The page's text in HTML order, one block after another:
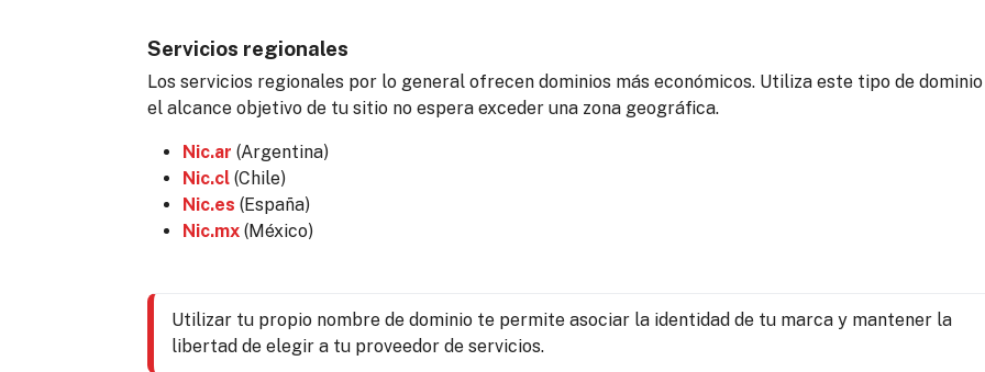
Servicios regionales
Los servicios regionales por lo general ofrecen dominios más económicos. Utiliza este tipo de
el alcance objetivo de tu sitio no espera exceder una zona geográfica.
Nic.ar (Argentina)
Nic.cl (Chile)
Nic.es (España)
Nic.mx (México)
Utilizar tu propio nombre de dominio te permite asociar la identidad de tu marca y mantener la
libertad de elegir a tu proveedor de servicios.